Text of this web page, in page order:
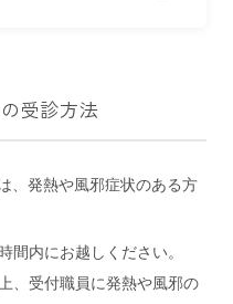
受診方法
、発熱や風邪症状のある方
間内にお越しください。
、受付職員に発熱や風邪の